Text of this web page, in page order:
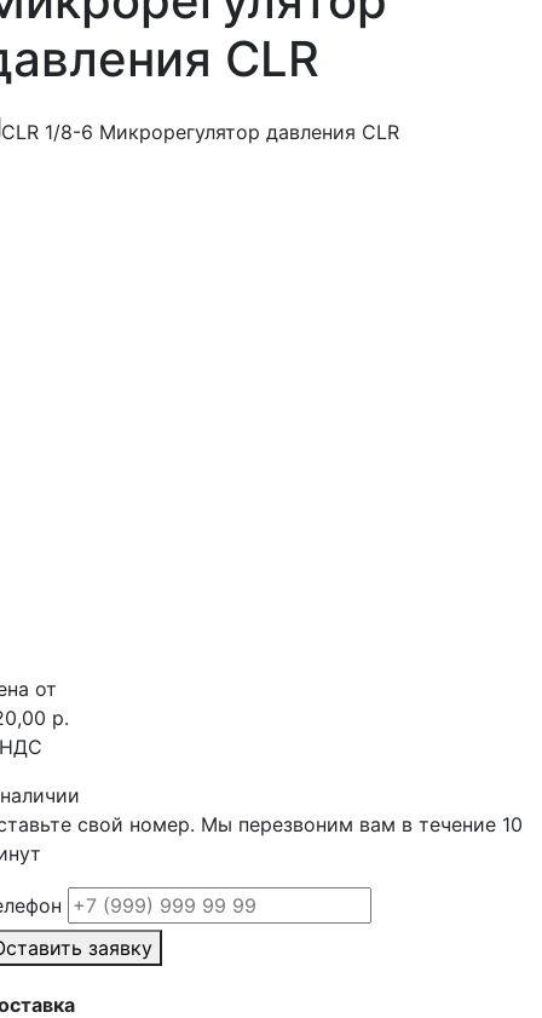
CLR
от
р.
свой номер. Мы перезвоним вам в течение 10
заявку